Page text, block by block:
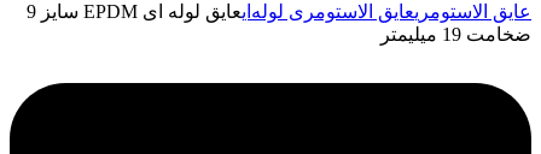
عایق الاستومریعایق الاستومری لوله‌ای
عایق لوله ای EPDM سایز 9
ضخامت 19 میلیمتر